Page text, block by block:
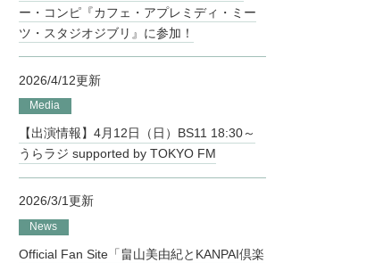
ー・コンピ『カフェ・アプレミディ・ミー
ツ・スタジオジブリ』に参加！
2026/4/12更新
Media
【出演情報】4月12日（日）BS11 18:30～
うらラジ supported by TOKYO FM
2026/3/1更新
News
Official Fan Site「畠山美由紀とKANPAI倶楽